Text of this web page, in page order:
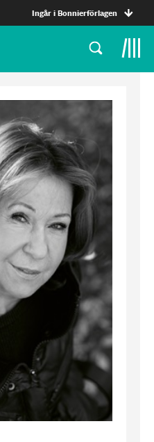
Ingår i Bonnierförlagen